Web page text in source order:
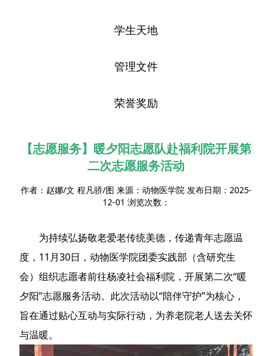
学生天地
管理文件
荣誉奖励
【志愿服务】暖夕阳志愿队赴福利院开展第
二次志愿服务活动
作者：赵娜/文 程凡骄/图 来源：动物医学院 发布日期：2025-
12-01 浏览次数：
为持续弘扬敬老爱老传统美德，传递青年志愿温
度，11月30日，动物医学院团委实践部（含研究生
会）组织志愿者前往杨凌社会福利院，开展第二次“暖
夕阳”志愿服务活动。此次活动以“陪伴守护”为核心，
旨在通过贴心互动与实际行动，为养老院老人送去关怀
与温暖。